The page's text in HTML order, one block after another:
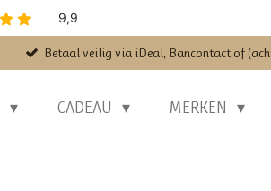
Betaal veilig via iDeal, Bancontact of
CADEAU MERKEN